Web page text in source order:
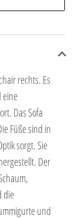
rechts. Es
eine
Das Sofa
Füße sind in
sorgt. Sie
Der
die
und